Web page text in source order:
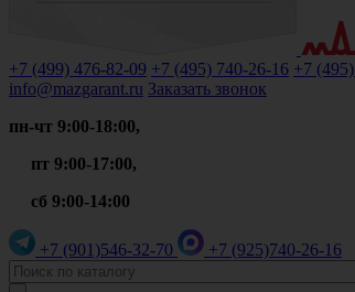
+7 (499) 476-82-09 +7 (495) 740-26-16 +7 (495)
info@mazgarant.ru Заказать звонок
пн-чт 9:00-18:00,
пт 9:00-17:00,
сб 9:00-14:00
+7 (901)546-32-70 +7 (925)740-26-16